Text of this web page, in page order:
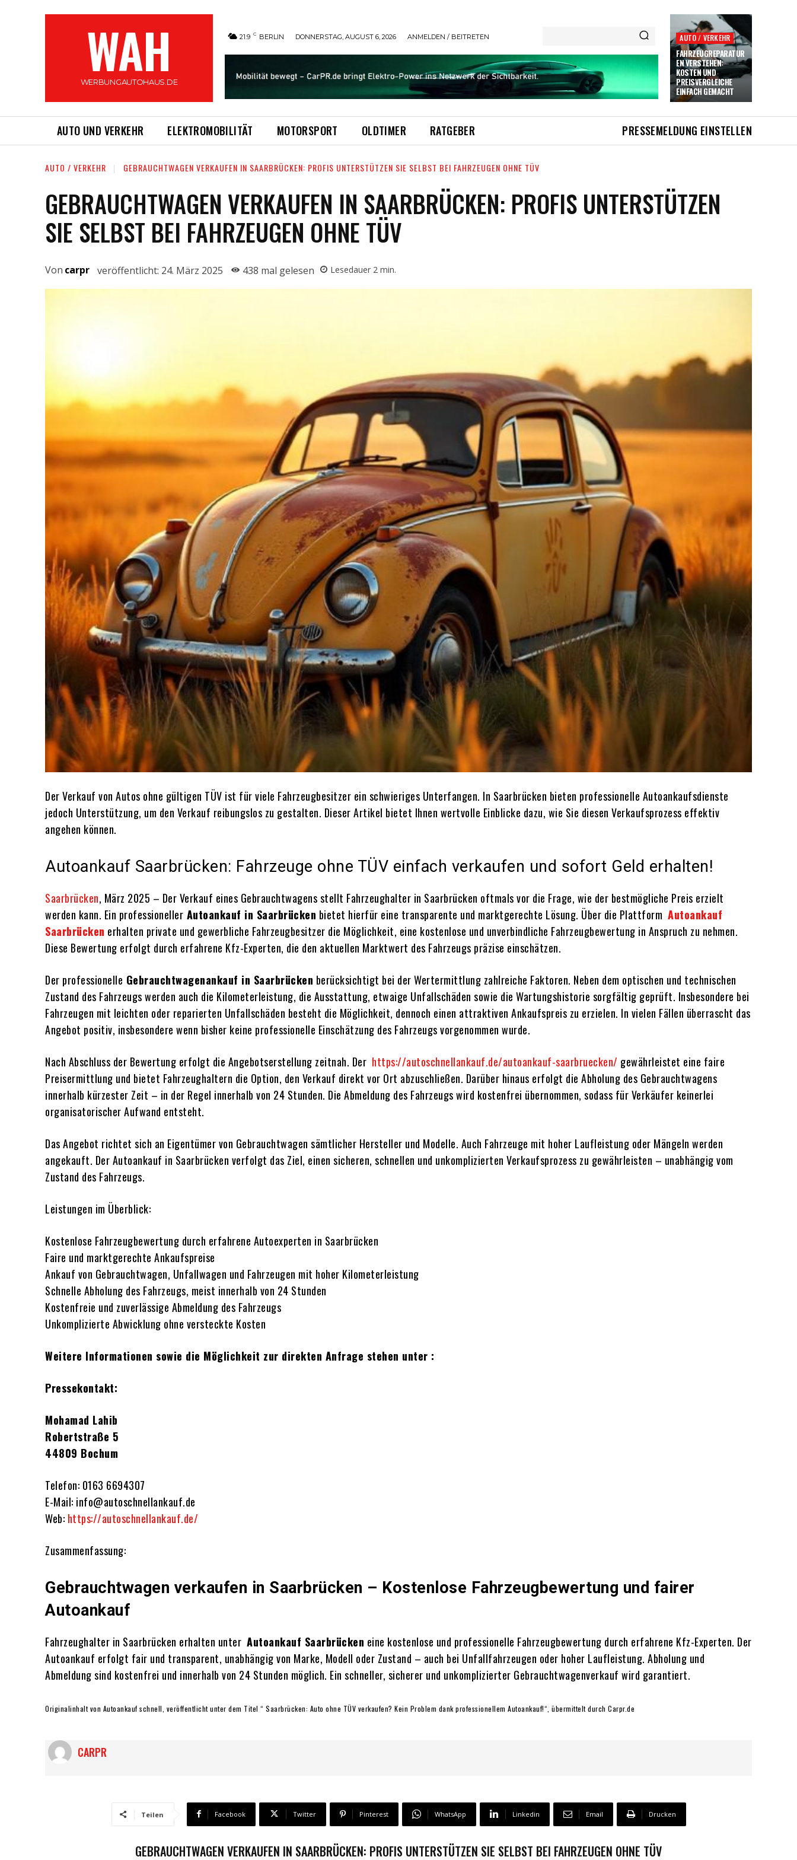
WAH
WERBUNGAUTOHAUS.DE
21.9 C BERLIN DONNERSTAG, AUGUST 6, 2026 ANMELDEN / BEITRETEN AUTO / VERKEHR
FAHRZEUGREPARATUR
EN VERSTEHEN:
KOSTEN UND
PREISVERGLEICHE
EINFACH GEMACHT
AUTO UND VERKEHR ELEKTROMOBILITÄT MOTORSPORT OLDTIMER RATGEBER PRESSEMELDUNG EINSTELLEN
AUTO / VERKEHR GEBRAUCHTWAGEN VERKAUFEN IN SAARBRÜCKEN: PROFIS UNTERSTÜTZEN SIE SELBST BEI FAHRZEUGEN OHNE TÜV
GEBRAUCHTWAGEN VERKAUFEN IN SAARBRÜCKEN: PROFIS UNTERSTÜTZEN
SIE SELBST BEI FAHRZEUGEN OHNE TÜV
Von carpr veröffentlicht: 24. März 2025 438 mal gelesen Lesedauer 2 min.
Der Verkauf von Autos ohne gültigen TÜV ist für viele Fahrzeugbesitzer ein schwieriges Unterfangen. In Saarbrücken bieten professionelle Autoankaufsdienste
jedoch Unterstützung, um den Verkauf reibungslos zu gestalten. Dieser Artikel bietet Ihnen wertvolle Einblicke dazu, wie Sie diesen Verkaufsprozess effektiv
angehen können.
Autoankauf Saarbrücken: Fahrzeuge ohne TÜV einfach verkaufen und sofort Geld erhalten!
Saarbrücken, März 2025 – Der Verkauf eines Gebrauchtwagens stellt Fahrzeughalter in Saarbrücken oftmals vor die Frage, wie der bestmögliche Preis erzielt
werden kann. Ein professioneller Autoankauf in Saarbrücken bietet hierfür eine transparente und marktgerechte Lösung. Über die Plattform Autoankauf
Saarbrücken erhalten private und gewerbliche Fahrzeugbesitzer die Möglichkeit, eine kostenlose und unverbindliche Fahrzeugbewertung in Anspruch zu nehmen.
Diese Bewertung erfolgt durch erfahrene Kfz-Experten, die den aktuellen Marktwert des Fahrzeugs präzise einschätzen.
Der professionelle Gebrauchtwagenankauf in Saarbrücken berücksichtigt bei der Wertermittlung zahlreiche Faktoren. Neben dem optischen und technischen
Zustand des Fahrzeugs werden auch die Kilometerleistung, die Ausstattung, etwaige Unfallschäden sowie die Wartungshistorie sorgfältig geprüft. Insbesondere bei
Fahrzeugen mit leichten oder reparierten Unfallschäden besteht die Möglichkeit, dennoch einen attraktiven Ankaufspreis zu erzielen. In vielen Fällen überrascht das
Angebot positiv, insbesondere wenn bisher keine professionelle Einschätzung des Fahrzeugs vorgenommen wurde.
Nach Abschluss der Bewertung erfolgt die Angebotserstellung zeitnah. Der https://autoschnellankauf.de/autoankauf-saarbruecken/ gewährleistet eine faire
Preisermittlung und bietet Fahrzeughaltern die Option, den Verkauf direkt vor Ort abzuschließen. Darüber hinaus erfolgt die Abholung des Gebrauchtwagens
innerhalb kürzester Zeit – in der Regel innerhalb von 24 Stunden. Die Abmeldung des Fahrzeugs wird kostenfrei übernommen, sodass für Verkäufer keinerlei
organisatorischer Aufwand entsteht.
Das Angebot richtet sich an Eigentümer von Gebrauchtwagen sämtlicher Hersteller und Modelle. Auch Fahrzeuge mit hoher Laufleistung oder Mängeln werden
angekauft. Der Autoankauf in Saarbrücken verfolgt das Ziel, einen sicheren, schnellen und unkomplizierten Verkaufsprozess zu gewährleisten – unabhängig vom
Zustand des Fahrzeugs.
Leistungen im Überblick:
Kostenlose Fahrzeugbewertung durch erfahrene Autoexperten in Saarbrücken
Faire und marktgerechte Ankaufspreise
Ankauf von Gebrauchtwagen, Unfallwagen und Fahrzeugen mit hoher Kilometerleistung
Schnelle Abholung des Fahrzeugs, meist innerhalb von 24 Stunden
Kostenfreie und zuverlässige Abmeldung des Fahrzeugs
Unkomplizierte Abwicklung ohne versteckte Kosten
Weitere Informationen sowie die Möglichkeit zur direkten Anfrage stehen unter :
Pressekontakt:
Mohamad Lahib
Robertstraße 5
44809 Bochum
Telefon: 0163 6694307
E-Mail: info@autoschnellankauf.de
Web: https://autoschnellankauf.de/
Zusammenfassung:
Gebrauchtwagen verkaufen in Saarbrücken – Kostenlose Fahrzeugbewertung und fairer
Autoankauf
Fahrzeughalter in Saarbrücken erhalten unter Autoankauf Saarbrücken eine kostenlose und professionelle Fahrzeugbewertung durch erfahrene Kfz-Experten. Der
Autoankauf erfolgt fair und transparent, unabhängig von Marke, Modell oder Zustand – auch bei Unfallfahrzeugen oder hoher Laufleistung. Abholung und
Abmeldung sind kostenfrei und innerhalb von 24 Stunden möglich. Ein schneller, sicherer und unkomplizierter Gebrauchtwagenverkauf wird garantiert.
Originalinhalt von Autoankauf schnell, veröffentlicht unter dem Titel “ Saarbrücken: Auto ohne TÜV verkaufen? Kein Problem dank professionellem Autoankauf!“, übermittelt durch Carpr.de
CARPR
Teilen Facebook Twitter Pinterest WhatsApp Linkedin Email Drucken
GEBRAUCHTWAGEN VERKAUFEN IN SAARBRÜCKEN: PROFIS UNTERSTÜTZEN SIE SELBST BEI FAHRZEUGEN OHNE TÜV